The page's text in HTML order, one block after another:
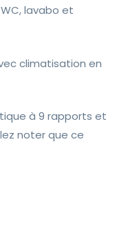
lavabo et
climatisation en
à 9 rapports et
noter que ce